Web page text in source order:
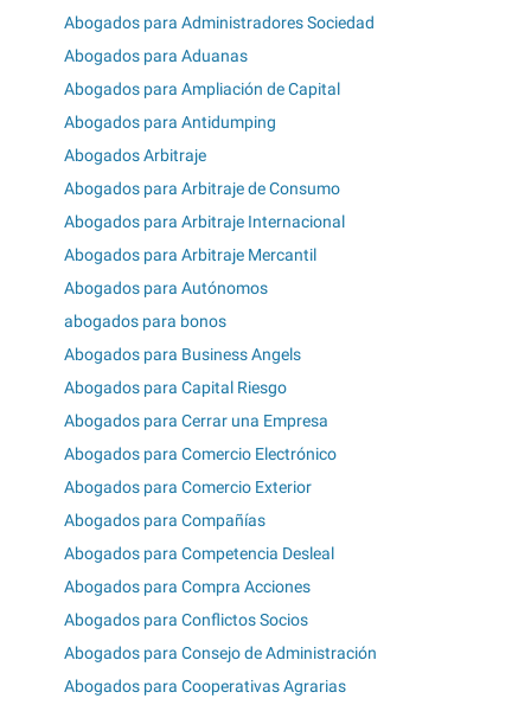
Abogados para Administradores Sociedad
Abogados para Aduanas
Abogados para Ampliación de Capital
Abogados para Antidumping
Abogados Arbitraje
Abogados para Arbitraje de Consumo
Abogados para Arbitraje Internacional
Abogados para Arbitraje Mercantil
Abogados para Autónomos
abogados para bonos
Abogados para Business Angels
Abogados para Capital Riesgo
Abogados para Cerrar una Empresa
Abogados para Comercio Electrónico
Abogados para Comercio Exterior
Abogados para Compañías
Abogados para Competencia Desleal
Abogados para Compra Acciones
Abogados para Conflictos Socios
Abogados para Consejo de Administración
Abogados para Cooperativas Agrarias